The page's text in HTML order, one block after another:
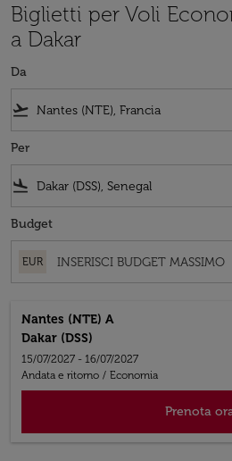
Biglietti per Voli
a Dakar
Da
flight_takeoff
Per
flight_land
Budget
EUR
Nantes (NTE) A
Dakar (DSS)
15/07/2027 - 16/07/2027
Andata e ritorno / Economia
Prenota